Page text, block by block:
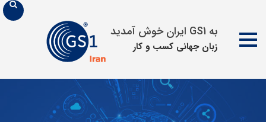
به GS1 ایران خوش آمدید
زبان جهانی كسب و كار
محتوا